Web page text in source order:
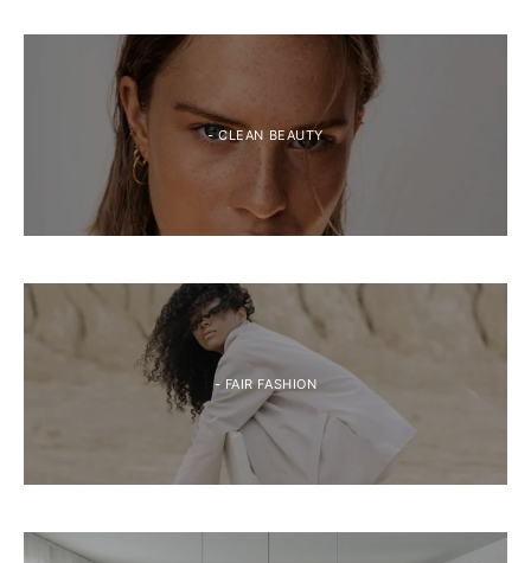
- CLEAN BEAUTY
- FAIR FASHION